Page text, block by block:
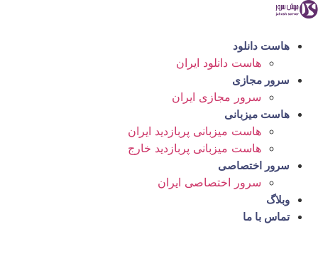
پرش
محتوا
هاست دانلود
هاست دانلود ایران
سرور مجازی
سرور مجازی ایران
هاست میزبانی
هاست میزبانی پربازدید ایران
هاست میزبانی پربازدید خارج
سرور اختصاصی
سرور اختصاصی ایران
وبلاگ
تماس با ما